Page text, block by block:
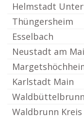
Helmstadt
Thüngersheim
Esselbach
Neustadt am
Karlstadt Main
Waldbüttelbrunn
Waldbrunn